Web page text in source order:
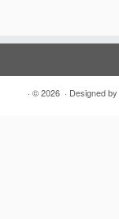
· © 2026 · Designed by